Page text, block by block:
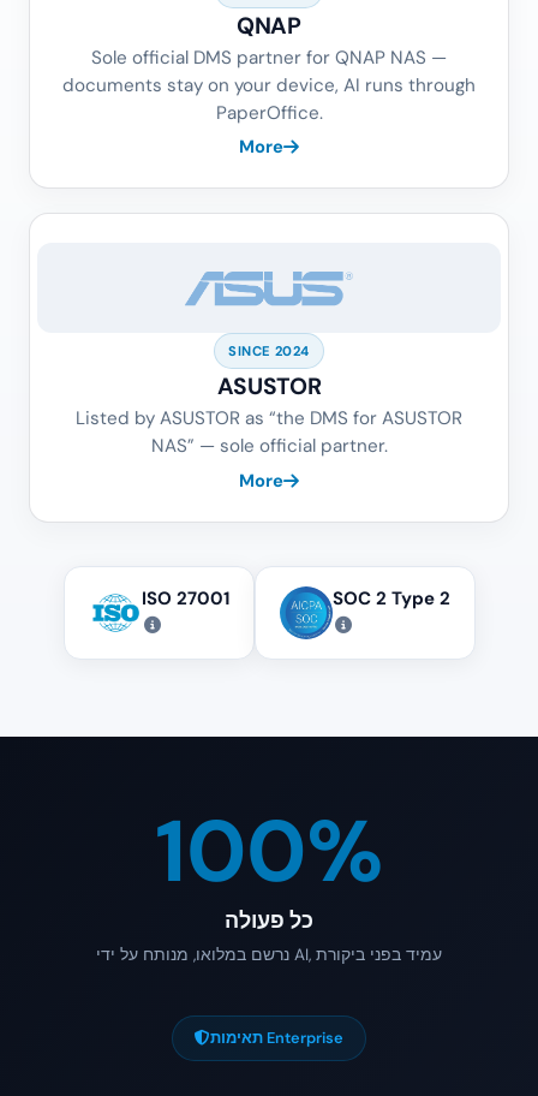
QNAP
Sole official DMS partner for QNAP NAS —
documents stay on your device, AI runs through
PaperOffice.
More
SINCE 2024
ASUSTOR
Listed by ASUSTOR as “the DMS for ASUSTOR
NAS” — sole official partner.
More
ISO 27001 SOC 2 Type 2
100%
כל פעולה
נרשם במלואו, מנותח על ידי AI, עמיד בפני ביקורת
תאימות Enterprise